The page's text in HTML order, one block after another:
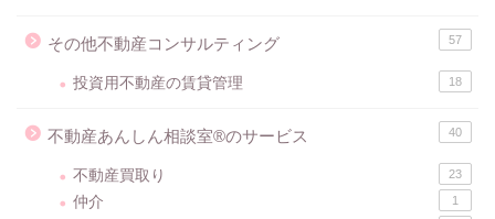
その他不動産コンサルティング 57
投資用不動産の賃貸管理 18
不動産あんしん相談室®のサービス 40
不動産買取り 23
仲介 1